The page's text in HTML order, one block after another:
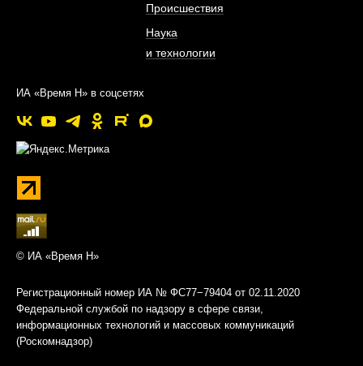
Происшествия
Наука
и технологии
ИА «Время Н» в соцсетях
© ИА «Время Н»
Регистрационный номер ИА № ФС77−79404 от 02.11.2020
Федеральной службой по надзору в сфере связи,
информационных технологий и массовых коммуникаций
(Роскомнадзор)